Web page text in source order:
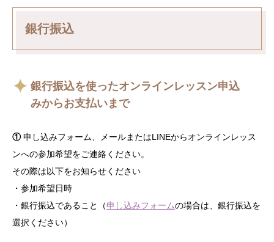
銀行振込
銀行振込を使ったオンラインレッスン申込
みからお支払いまで
①申し込みフォーム、メールまたはLINEからオンラインレッス
ンへの参加希望をご連絡ください。
その際は以下をお知らせください
・参加希望日時
・銀行振込であること（申し込みフォームの場合は、銀行振込を
選択ください）